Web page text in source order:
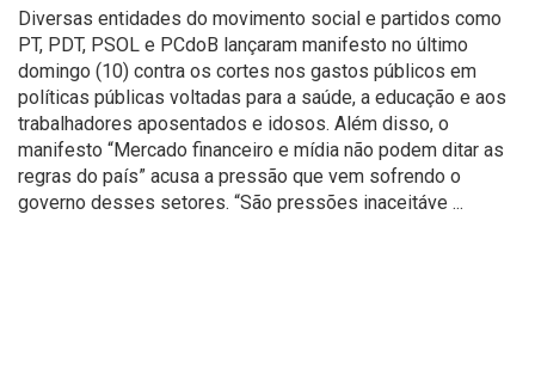
Diversas entidades do movimento social e partidos como
PT, PDT, PSOL e PCdoB lançaram manifesto no último
domingo (10) contra os cortes nos gastos públicos em
políticas públicas voltadas para a saúde, a educação e aos
trabalhadores aposentados e idosos. Além disso, o
manifesto “Mercado financeiro e mídia não podem ditar as
regras do país” acusa a pressão que vem sofrendo o
governo desses setores. “São pressões inaceitáve ...